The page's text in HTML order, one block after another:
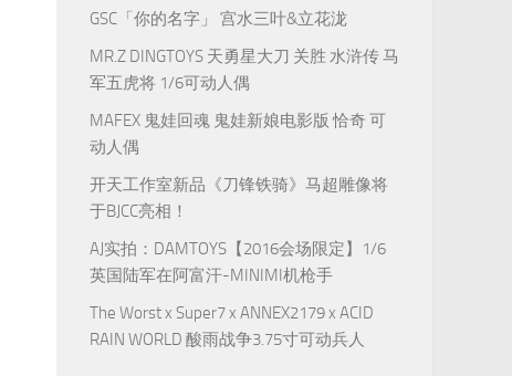
GSC「你的名字」 宫水三叶&立花泷
MR.Z DINGTOYS 天勇星大刀 关胜 水浒传 马
军五虎将 1/6可动人偶
MAFEX 鬼娃回魂 鬼娃新娘电影版 恰奇 可
动人偶
开天工作室新品《刀锋铁骑》马超雕像将
于BJCC亮相！
AJ实拍：DAMTOYS【2016会场限定】1/6
英国陆军在阿富汗-MINIMI机枪手
The Worst x Super7 x ANNEX2179 x ACID
RAIN WORLD 酸雨战争3.75寸可动兵人